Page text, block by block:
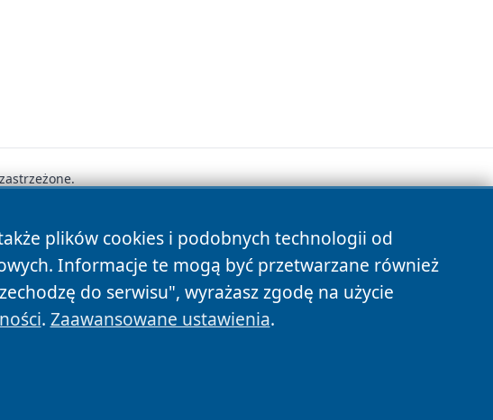
plików cookies i podobnych technologii od
Informacje te mogą być przetwarzane również
do serwisu", wyrażasz zgodę na użycie
. Zaawansowane ustawienia.
Cookies